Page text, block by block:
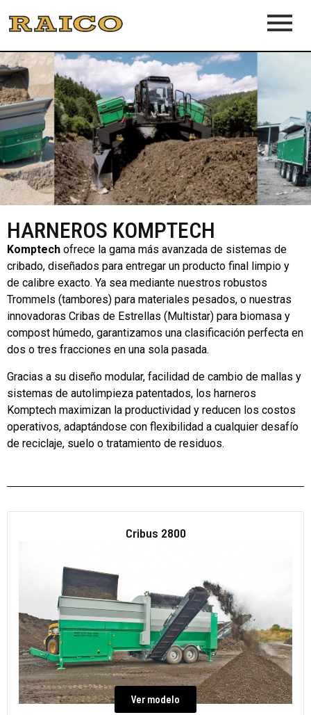
HARNEROS KOMPTECH
Komptech ofrece la gama más avanzada de sistemas de
cribado, diseñados para entregar un producto final limpio y
de calibre exacto. Ya sea mediante nuestros robustos
Trommels (tambores) para materiales pesados, o nuestras
innovadoras Cribas de Estrellas (Multistar) para biomasa y
compost húmedo, garantizamos una clasificación perfecta en
dos o tres fracciones en una sola pasada.
Gracias a su diseño modular, facilidad de cambio de mallas y
sistemas de autolimpieza patentados, los harneros
Komptech maximizan la productividad y reducen los costos
operativos, adaptándose con flexibilidad a cualquier desafío
de reciclaje, suelo o tratamiento de residuos.
Cribus 2800
Ver modelo